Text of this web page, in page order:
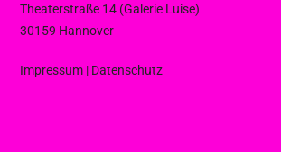
Theaterstraße 14 (Galerie Luise)
30159 Hannover
Impressum | Datenschutz